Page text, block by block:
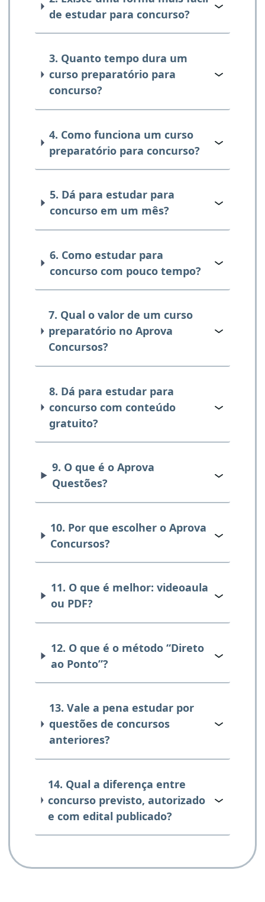
de estudar para concurso?
3. Quanto tempo dura um
curso preparatório para
concurso?
4. Como funciona um curso
preparatório para concurso?
5. Dá para estudar para
concurso em um mês?
6. Como estudar para
concurso com pouco tempo?
7. Qual o valor de um curso
preparatório no Aprova
Concursos?
8. Dá para estudar para
concurso com conteúdo
gratuito?
9. O que é o Aprova
Questões?
10. Por que escolher o Aprova
Concursos?
11. O que é melhor: videoaula
ou PDF?
12. O que é o método “Direto
ao Ponto”?
13. Vale a pena estudar por
questões de concursos
anteriores?
14. Qual a diferença entre
concurso previsto, autorizado
e com edital publicado?